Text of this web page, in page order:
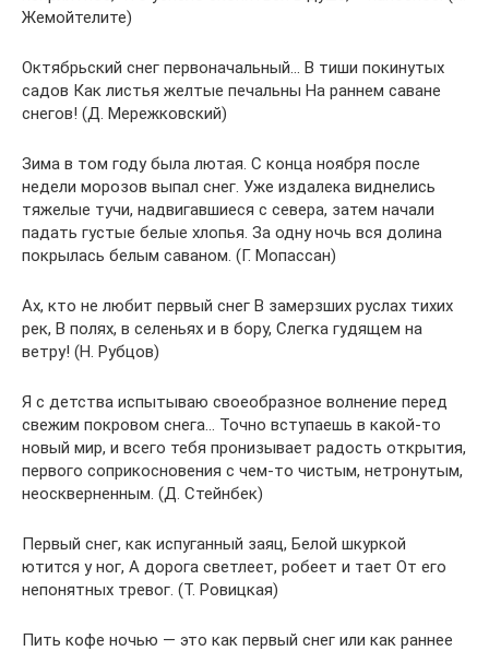
Жемойтелите)
Октябрьский снег первоначальный… В тиши покинутых
садов Как листья желтые печальны На раннем саване
снегов! (Д. Мережковский)
Зима в том году была лютая. С конца ноября после
недели морозов выпал снег. Уже издалека виднелись
тяжелые тучи, надвигавшиеся с севера, затем начали
падать густые белые хлопья. За одну ночь вся долина
покрылась белым саваном. (Г. Мопассан)
Ах, кто не любит первый снег В замерзших руслах тихих
рек, В полях, в селеньях и в бору, Слегка гудящем на
ветру! (Н. Рубцов)
Я с детства испытываю своеобразное волнение перед
свежим покровом снега… Точно вступаешь в какой-то
новый мир, и всего тебя пронизывает радость открытия,
первого соприкосновения с чем-то чистым, нетронутым,
неоскверненным. (Д. Стейнбек)
Первый снег, как испуганный заяц, Белой шкуркой
ютится у ног, А дорога светлеет, робеет и тает От его
непонятных тревог. (Т. Ровицкая)
Пить кофе ночью — это как первый снег или как раннее